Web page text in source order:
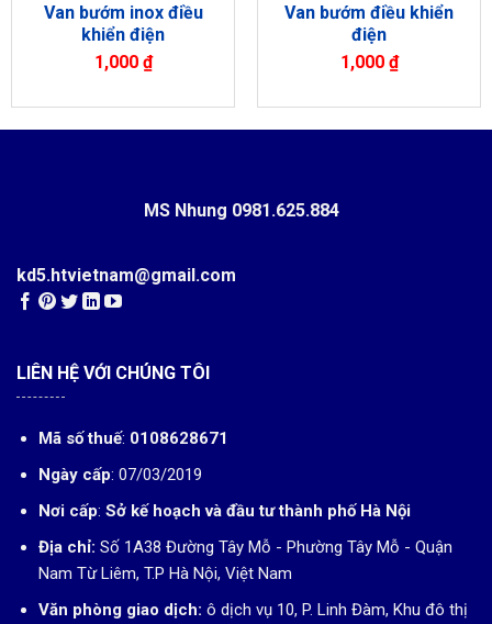
Van bướm inox điều
khiển điện
1,000 ₫
Van bướm điều khiển
điện
1,000 ₫
MS Nhung 0981.625.884
kd5.htvietnam@gmail.com
LIÊN HỆ VỚI CHÚNG TÔI
Mã số thuế: 0108628671
Ngày cấp: 07/03/2019
Nơi cấp: Sở kế hoạch và đầu tư thành phố Hà Nội
Địa chỉ: Số 1A38 Đường Tây Mỗ - Phường Tây Mỗ - Quận
Nam Từ Liêm, T.P Hà Nội, Việt Nam
Văn phòng giao dịch: ô dịch vụ 10, P. Linh Đàm, Khu đô thị